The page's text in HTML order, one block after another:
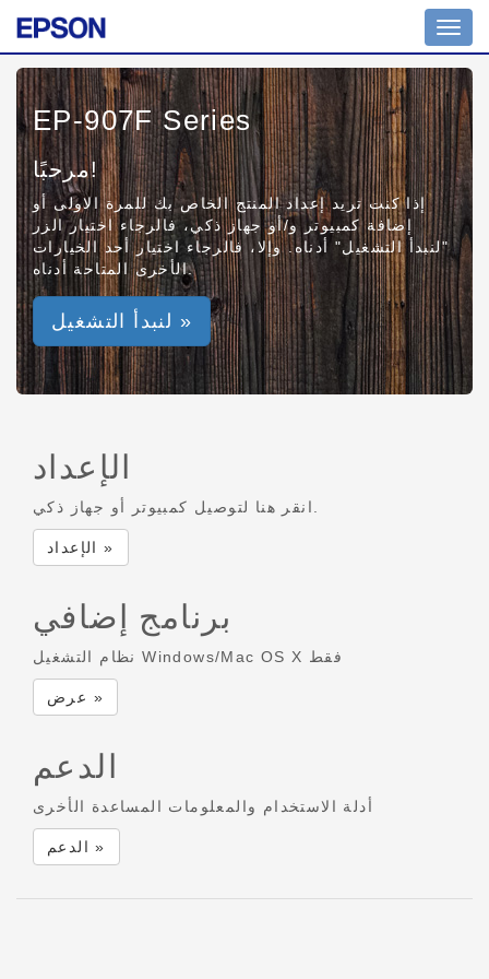
EP-907F Series
مرحبًا!
إذا كنت تريد إعداد المنتج الخاص بك للمرة الاولى أو
إضافة كمبيوتر و/أو جهاز ذكي، فالرجاء اختيار الزر
"لنبدأ التشغيل" أدناه. وإلا، فالرجاء اختيار أحد الخيارات
الأخرى المتاحة أدناه.
لنبدأ التشغيل »
الإعداد
الإعداد »
برنامج إضافي
نظام التشغيل Windows/Mac OS X فقط
عرض »
الدعم
أدلة الاستخدام والمعلومات المساعدة الأخرى
الدعم »